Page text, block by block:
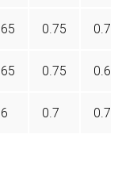
0.75 0.75
0.75 0.65
0.7 0.75